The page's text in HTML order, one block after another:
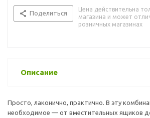
Поделиться
Цена действительна
магазина и может
розничных магазинах
Описание
Просто, лаконично, практично. В эту
необходимое — от вместительных ящиков